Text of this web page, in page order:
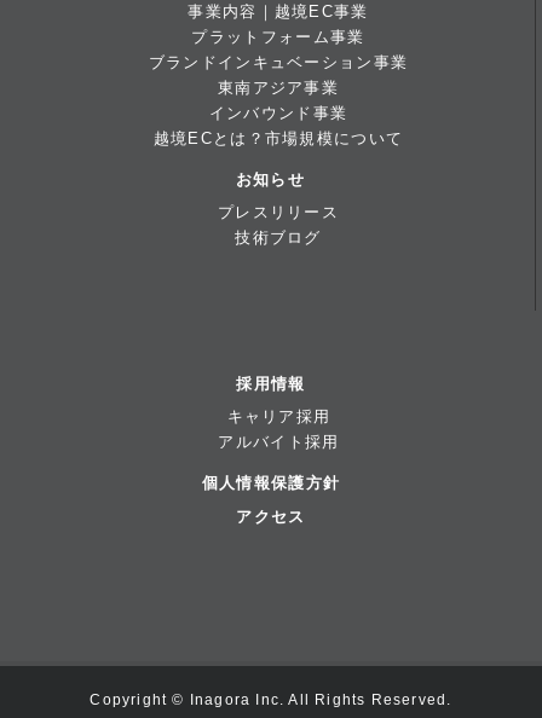
事業内容｜越境EC事業
プラットフォーム事業
ブランドインキュベーション事業
東南アジア事業
インバウンド事業
越境ECとは？市場規模について
お知らせ
プレスリリース
技術ブログ
採用情報
キャリア採用
アルバイト採用
個人情報保護方針
アクセス
Copyright © Inagora Inc. All Rights Reserved.